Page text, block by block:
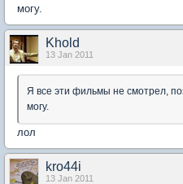
могу.
Khold
13 Jan 2011
Я все эти фильмы не смотрел,
могу.
лол
kro44i
13 Jan 2011